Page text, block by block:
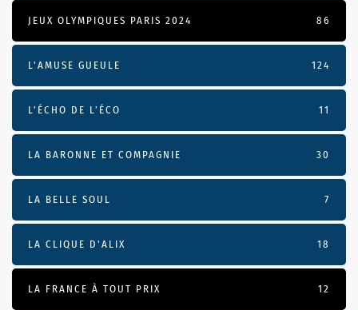
JEUX OLYMPIQUES PARIS 2024 86
L'AMUSE GUEULE 124
L’ÉCHO DE L’ÉCO 11
LA BARONNE ET COMPAGNIE 30
LA BELLE SOUL 7
LA CLIQUE D'ALIX 18
LA FRANCE À TOUT PRIX 12